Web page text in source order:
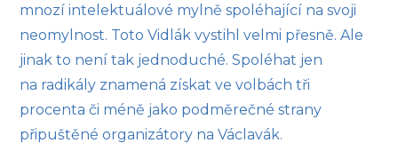
mnozí intelektuálové mylně spoléhající na svoji
neomylnost. Toto Vidlák vystihl velmi přesně. Ale
jinak to není tak jednoduché. Spoléhat jen
na radikály znamená získat ve volbách tři
procenta či méně jako podměrečné strany
připuštěné organizátory na Václavák.